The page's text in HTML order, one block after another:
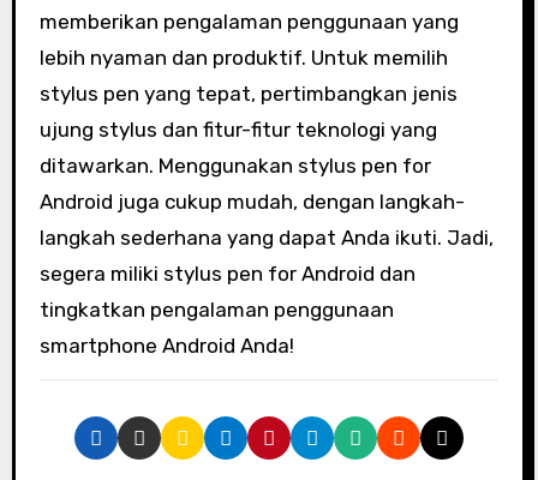
memberikan pengalaman penggunaan yang
lebih nyaman dan produktif. Untuk memilih
stylus pen yang tepat, pertimbangkan jenis
ujung stylus dan fitur-fitur teknologi yang
ditawarkan. Menggunakan stylus pen for
Android juga cukup mudah, dengan langkah-
langkah sederhana yang dapat Anda ikuti. Jadi,
segera miliki stylus pen for Android dan
tingkatkan pengalaman penggunaan
smartphone Android Anda!